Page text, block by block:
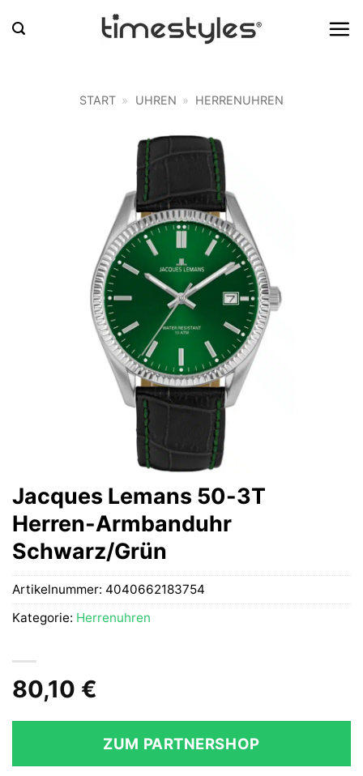
Inhalt
START » UHREN » HERRENUHREN
Jacques Lemans 50-3T
Herren-Armbanduhr
Schwarz/Grün
80,10 €
ZUM PARTNERSHOP
Artikelnummer: 4040662183754
Kategorie: Herrenuhren